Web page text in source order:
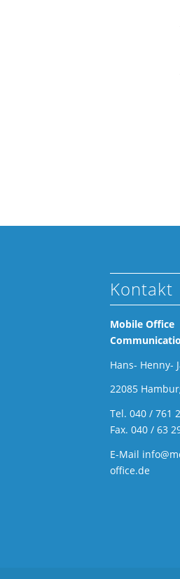
Kontakt
Mobile Office
Hans- Henny-
22085
Tel. 040 / 761
Fax. 040 / 63
E-Mail
office.de